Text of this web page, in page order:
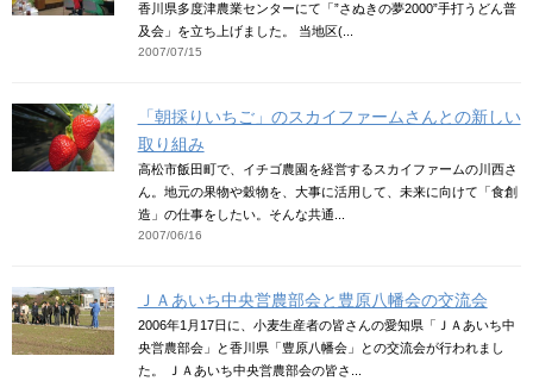
香川県多度津農業センターにて「”さぬきの夢2000”手打うどん普
及会」を立ち上げました。 当地区(...
2007/07/15
「朝採りいちご」のスカイファームさんとの新しい
取り組み
高松市飯田町で、イチゴ農園を経営するスカイファームの川西さ
ん。地元の果物や穀物を、大事に活用して、未来に向けて「食創
造」の仕事をしたい。そんな共通...
2007/06/16
ＪＡあいち中央営農部会と豊原八幡会の交流会
2006年1月17日に、小麦生産者の皆さんの愛知県「ＪＡあいち中
央営農部会」と香川県「豊原八幡会」との交流会が行われまし
た。 ＪＡあいち中央営農部会の皆さ...